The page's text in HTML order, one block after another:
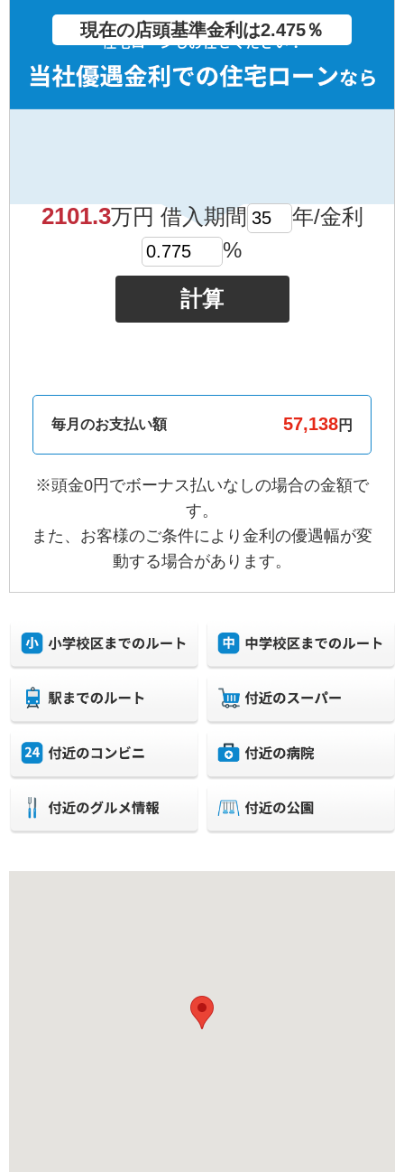
現在の店頭基準金利は2.475％
2101.3万円 借入期間
年/金利
%
計算
毎月のお支払い額 円
※頭金0円でボーナス払いなしの場合の金額で
す。
また、お客様のご条件により金利の優遇幅が変
動する場合があります。